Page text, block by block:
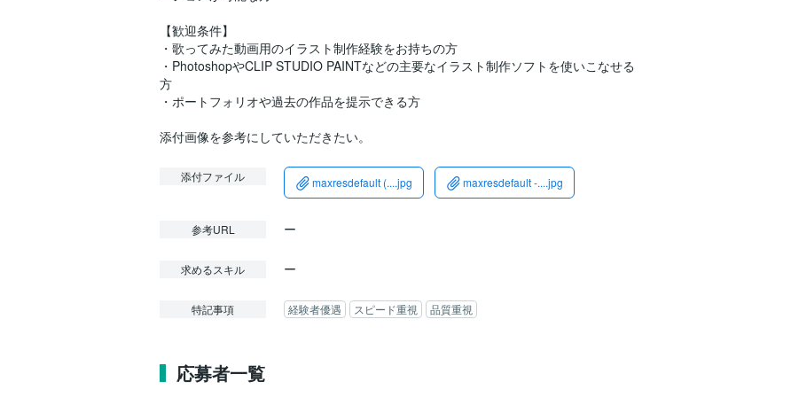
【歓迎条件】
・歌ってみた動画用のイラスト制作経験をお持ちの方
・PhotoshopやCLIP STUDIO PAINTなどの主要なイラスト制作ソフトを使いこなせる
方
・ポートフォリオや過去の作品を提示できる方
添付ファイル maxresdefault (....jpg maxresdefault -....jpg
参考URL ー
求めるスキル ー
特記事項 経験者優遇 スピード重視 品質重視
応募者一覧